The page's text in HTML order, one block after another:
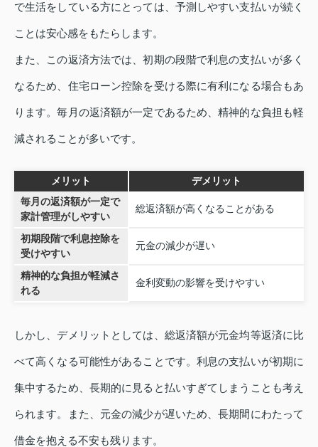
で生活をしている方にとっては、予測しやすい支払いが続く
ことは安心感をもたらします。
また、この返済方法では、初期の段階で利息の支払いが多く
なるため、住宅ローン控除を受ける際に有利になる場合もあ
ります。毎月の返済額が一定であるため、精神的な負担も軽
減されることが多いです。
メリット
デメリット
毎月の返済額が一定で
家計管理がしやすい
総返済額が高くなることがある
初期段階で利息控除を
受けやすい
元金の減少が遅い
精神的な負担が軽減さ
れる
金利変動の影響を受けやすい
しかし、デメリットとしては、総返済額が元金均等返済に比
べて高くなる可能性があることです。利息の支払いが初期に
集中するため、長期的に見ると払いすぎてしまうことも考え
られます。また、元金の減少が遅いため、長期間にわたって
借金を抱える不安も残ります。